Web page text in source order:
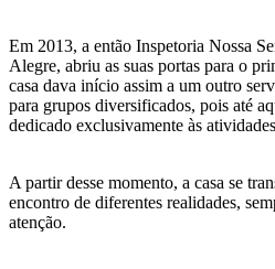
Em 2013, a então Inspetoria Nossa
Alegre, abriu as suas portas para o
casa dava início assim a um outro
para grupos diversificados, pois até
dedicado exclusivamente às
A partir desse momento, a casa se
encontro de diferentes realidades,
atenção.